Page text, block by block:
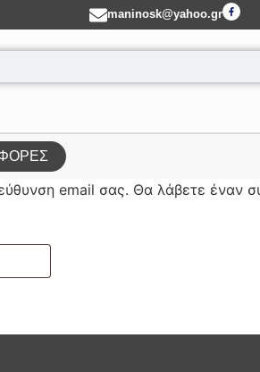
maninosk@yahoo.gr
email σας. Θα λάβετε έναν